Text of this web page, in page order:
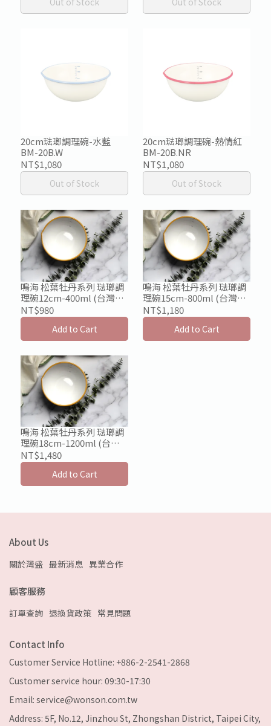
20cm琺瑯調理碗-水藍
BM-20B.W
NT$1,080
Out of Stock
20cm琺瑯調理碗-熱情紅
BM-20B.NR
NT$1,080
Out of Stock
鳴海 松葉牡丹系列 琺瑯調
理碗12cm-400ml (台灣限
定發售)
NT$980
Add to Cart
鳴海 松葉牡丹系列 琺瑯調
理碗15cm-800ml (台灣限
定發售)
NT$1,180
Add to Cart
鳴海 松葉牡丹系列 琺瑯調
理碗18cm-1200ml (台灣
限定發售)
NT$1,480
Add to Cart
About Us
關於灣盛 最新消息 異業合作
顧客服務
訂單查詢 退換貨政策 常見問題
Contact Info
Customer Service Hotline: +886-2-2541-2868
Customer service hour: 09:30-17:30
Email: service@wonson.com.tw
Address: 5F, No.12, Jinzhou St, Zhongshan District, Taipei City,